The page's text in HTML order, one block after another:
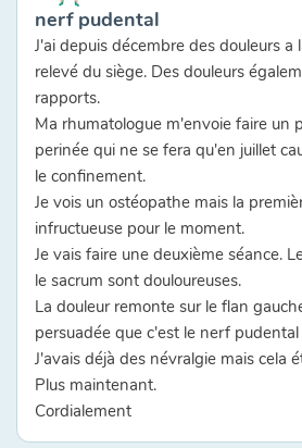
nerf pudental
J'ai depuis décembre des douleurs a
relevé du siège. Des douleurs
rapports.
Ma rhumatologue m'envoie faire un
perinée qui ne se fera qu'en juillet
le confinement.
Je vois un ostéopathe mais la
infructueuse pour le moment.
Je vais faire une deuxième séance.
le sacrum sont douloureuses.
La douleur remonte sur le flan
persuadée que c'est le nerf
J'avais déjà des névralgie mais cela
Plus maintenant.
Cordialement